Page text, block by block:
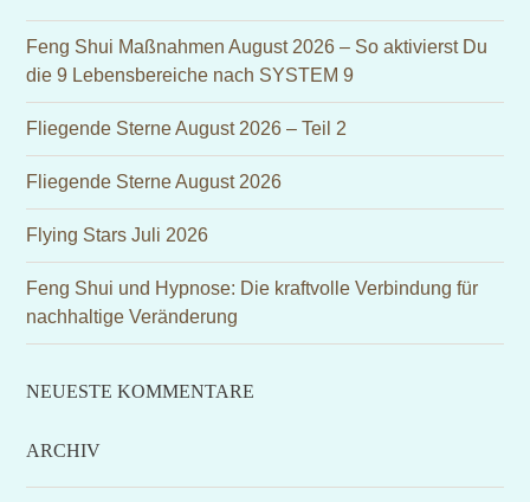
Feng Shui Maßnahmen August 2026 – So aktivierst Du
die 9 Lebensbereiche nach SYSTEM 9
Fliegende Sterne August 2026 – Teil 2
Fliegende Sterne August 2026
Flying Stars Juli 2026
Feng Shui und Hypnose: Die kraftvolle Verbindung für
nachhaltige Veränderung
NEUESTE KOMMENTARE
ARCHIV